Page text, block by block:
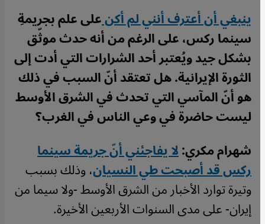
ينبغي أن أعترف أنني لم أكنعلى علم بجريمةِ
سينما ركس، على الرغم من أنه حدث موثّق
بشكل جيد ويُعتبر أحد الشرارات التي أدت إلى
الثورة الإيرانية. هل تعتقد أنّ السبب في ذلك
هو أنّ المآسي التي تحدث في الشرق الأوسط
ليست حاضرة في وعي الناس في الغرب؟
شهرام مكري:لا يفاجئني أنّ جريمة سينما
ركس قد أصبحت طي النسيان، وذلك بسبب
وتيرة توارد الأخبار من الشرق الأوسط -ولا سيما من
إيران- على مدى السنوات الأربعين الأخيرة.